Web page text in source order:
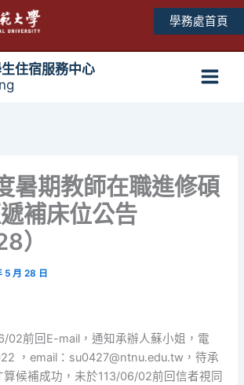
學務處首頁
住宿服務中心
暑期教師在職進修碩
補床位公告
）
5 月 28 日
02前回E-mail，通知承辦人蘇小姐，電
，email：su0427@ntnu.edu.tw，待承
候補成功，未於113/06/02前回信者視同